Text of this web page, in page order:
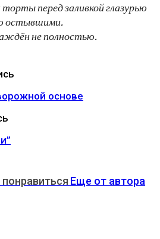
перед заливкой глазурью
остывшими.
не полностью.
основе
Еще от автора